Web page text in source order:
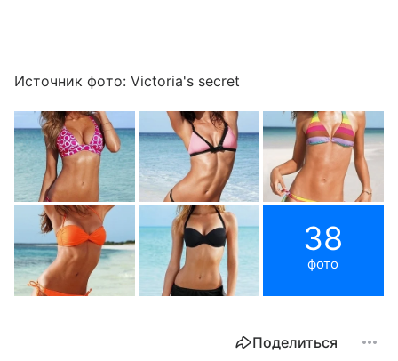
Источник фото: Victoria's secret
38
фото
Поделиться